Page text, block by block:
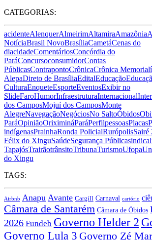
CATEGORIAS:
acidenteAlenquerAlmeirimAltamiraAmazônia
NotíciaBrasil NovoBrasíliaCametáCenas do
diacidadeComentáriosConcórdia do
ParáConcursoconsumidorContas
PúblicasContrapontoCrônicaCrônica
AlepaDireto de BrasíliaEditalEducação
CulturaEnqueteEsporteEventosExibir no
SlideFaroHumorInfraestruturaInternacional
dos CamposMojuí dos CamposMonte
AlegreNavegaçãoNegóciosNo SaltoÓbidos
ParáOpiniãoOriximináParáPerfilpessoasPlacas
indígenasPrainhaRonda PolicialRurópolisSairé
Félix do XinguSaúdeSegurança Pública
TapajósTrairãotrânsitoTribunaTurismoUfopa
do Xingu
TAGS:
Airbnb Anapu Avante Cargill Carnaval cartório
Câmara de Santarém Câmara de Óbidos
2026 Fundeb Governo Helder 2
Governo Lula 3 Governo Zé